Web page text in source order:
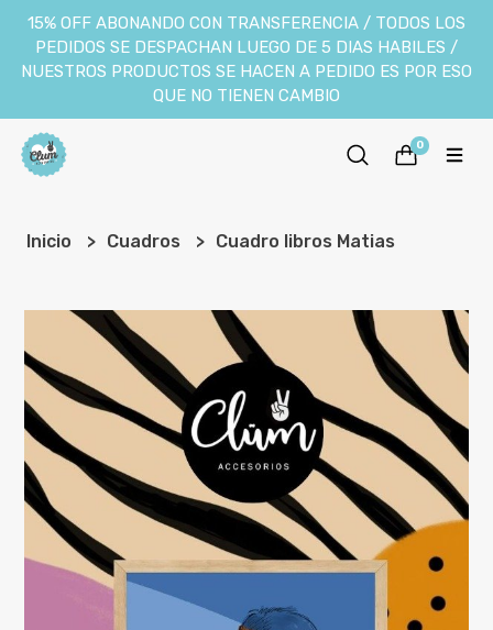
15% OFF ABONANDO CON TRANSFERENCIA / TODOS LOS
PEDIDOS SE DESPACHAN LUEGO DE 5 DIAS HABILES /
NUESTROS PRODUCTOS SE HACEN A PEDIDO ES POR ESO
QUE NO TIENEN CAMBIO
0
Inicio Cuadros Cuadro libros Matias